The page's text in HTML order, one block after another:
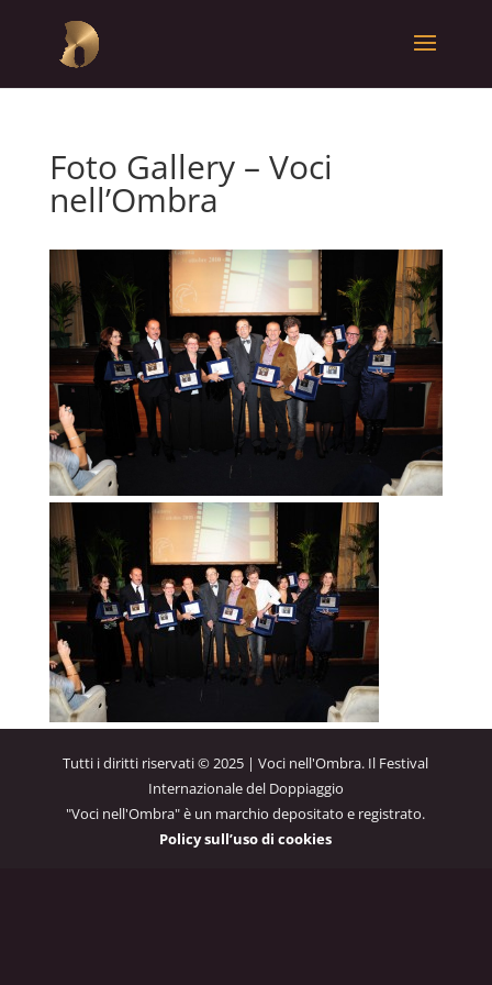
Foto Gallery – Voci
nell’Ombra
Tutti i diritti riservati © 2025 | Voci nell'Ombra. Il Festival
Internazionale del Doppiaggio
"Voci nell'Ombra" è un marchio depositato e registrato.
Policy sull’uso di cookies